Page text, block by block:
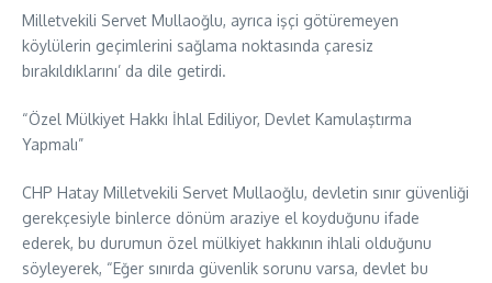
Milletvekili Servet Mullaoğlu, ayrıca işçi götüremeyen
köylülerin geçimlerini sağlama noktasında çaresiz
bırakıldıklarını’ da dile getirdi.
“Özel Mülkiyet Hakkı İhlal Ediliyor, Devlet Kamulaştırma
Yapmalı”
CHP Hatay Milletvekili Servet Mullaoğlu, devletin sınır güvenliği
gerekçesiyle binlerce dönüm araziye el koyduğunu ifade
ederek, bu durumun özel mülkiyet hakkının ihlali olduğunu
söyleyerek, “Eğer sınırda güvenlik sorunu varsa, devlet bu